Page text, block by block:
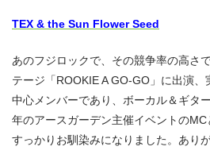
TEX & the Sun Flower Seed
あのフジロックで、その競争率の高さ
テージ「ROOKIE A GO-GO」に出演、
中心メンバーであり、ボーカル＆ギタ
年のアースガーデン主催イベントの
すっかりお馴染みになりました。あり